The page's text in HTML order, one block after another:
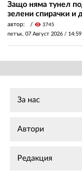
Защо няма тунел
зелени спирачки и
автор: visibility 3745
петък, 07 Август 2026 / 14:59
За нас
Автори
Редакция